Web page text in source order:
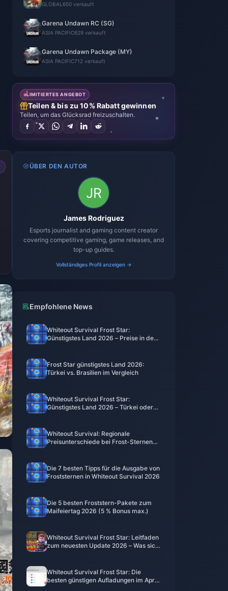
GLOBAL 650 verkauft
Garena Undawn RC (SG)
ASIA PACIFIC629 verkauft
Garena Undawn Package (MY)
ASIA PACIFIC712 verkauft
LIMITIERTES ANGEBOT
Teilen & bis zu 10% Rabatt gewinnen
Teilen, um das Glücksrad freizuschalten.
ÜBER DEN AUTOR
James Rodriguez
Esports journalist and gaming content creator
covering competitive gaming, game releases, and
top-up guides.
Vollständiges Profil anzeigen →
Empfohlene News
Whiteout Survival Frost Star:
Günstigstes Land 2026 – Preise in der
Frost Star günstigstes Land 2026:
Türkei vs. Brasilien im Vergleich
Whiteout Survival Frost Star:
Günstigstes Land 2026 – Türkei oder
Whiteout Survival: Regionale
Preisunterschiede bei Frost-Sternen
Die 7 besten Tipps für die Ausgabe von
Froststernen in Whiteout Survival 2026
Die 5 besten Froststern-Pakete zum
Maifeiertag 2026 (5 % Bonus max.)
Whiteout Survival Frost Star: Leitfaden
zum neuesten Update 2026 – Was sich
Whiteout Survival Frost Star: Die
besten günstigen Aufladungen im April